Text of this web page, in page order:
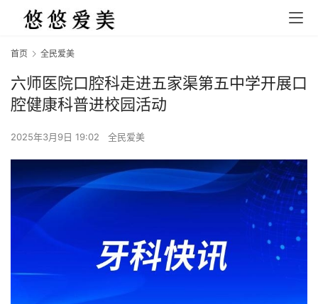
首页 全民爱美
六师医院口腔科走进五家渠第五中学开展口
腔健康科普进校园活动
2025年3月9日 19:02 全民爱美